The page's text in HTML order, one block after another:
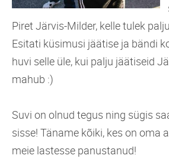
Piret Järvis-Milder, kelle tulek
Esitati küsimusi jäätise ja bändi
huvi selle üle, kui palju jäätiseid
mahub :)
Suvi on olnud tegus ning sügis
sisse! Täname kõiki, kes on oma
meie lastesse panustanud!